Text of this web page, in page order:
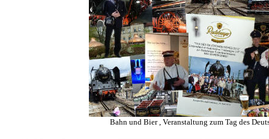
Bahn und Bier , Veranstaltung zum Tag des